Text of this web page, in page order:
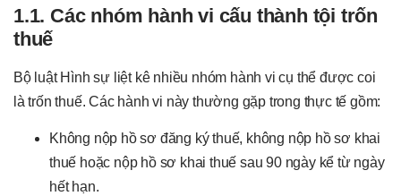
1.1. Các nhóm hành vi cấu thành tội trốn
thuế
Bộ luật Hình sự liệt kê nhiều nhóm hành vi cụ thể được coi
là trốn thuế. Các hành vi này thường gặp trong thực tế gồm:
Không nộp hồ sơ đăng ký thuế, không nộp hồ sơ khai
thuế hoặc nộp hồ sơ khai thuế sau 90 ngày kể từ ngày
hết hạn.